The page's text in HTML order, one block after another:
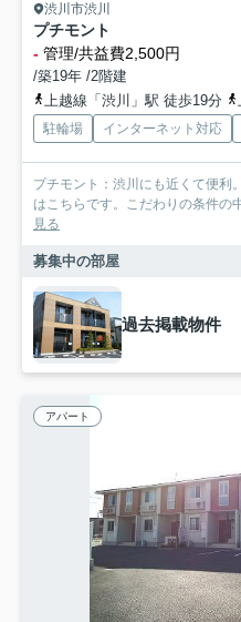
渋川市渋川
プチモント
- 管理/共益費2,500円
/築19年 /2階建
上越線「渋川」駅 徒歩19分
駐輪場 インターネット対応
プチモント：渋川にも近くて便利
はこちらです。こだわりの条件の
見る
募集中の部屋
過去掲載物件
アパート